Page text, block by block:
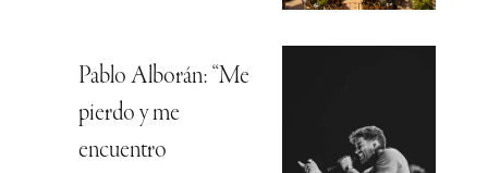
Pablo Alborán: “Me
pierdo y me
encuentro